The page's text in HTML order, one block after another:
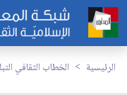
الرئيسية الخطاب الثقافي